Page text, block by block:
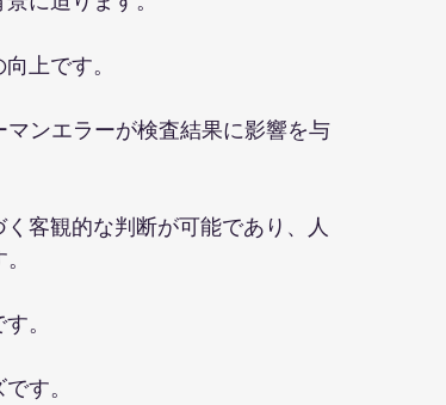
上です。
ンエラーが検査結果に影響を与
客観的な判断が可能であり、人
。
す。